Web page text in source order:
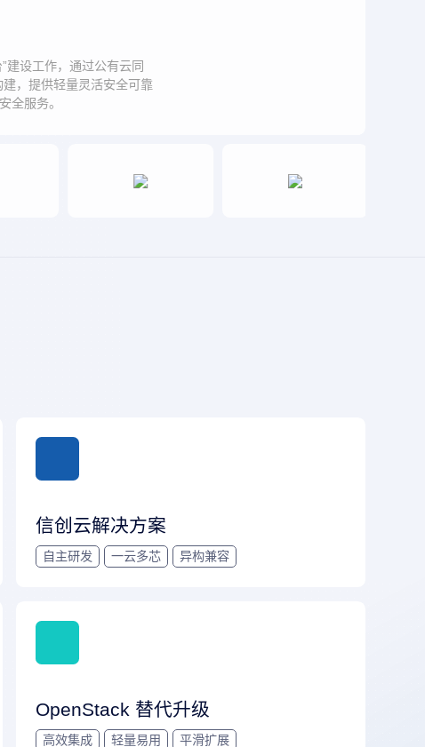
建设工作，通过公有云同
，提供轻量灵活安全可靠
全服务。
信创云解决方案
自主研发 一云多芯 异构兼容
OpenStack 替代升级
高效集成 轻量易用 平滑扩展